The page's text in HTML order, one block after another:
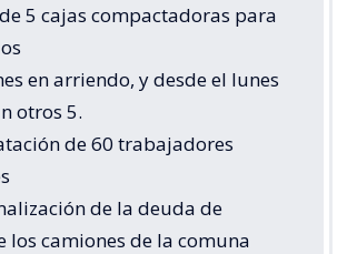
5 cajas compactadoras para
en arriendo, y desde el lunes
otros 5.
de 60 trabajadores
de la deuda de
los camiones de la comuna